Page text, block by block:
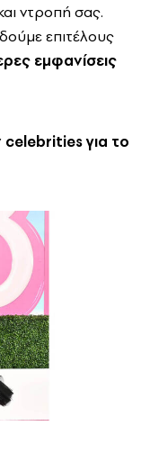
ντροπή σας.
επιτέλους
εμφανίσεις
celebrities για το